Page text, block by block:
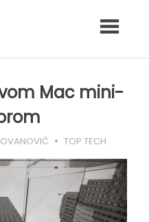
Mac mini-
TOP TECH